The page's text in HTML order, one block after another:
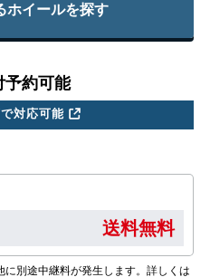
ホイールを探す
予約可能
対応可能
送料無料
別途中継料が発生します。詳しくは